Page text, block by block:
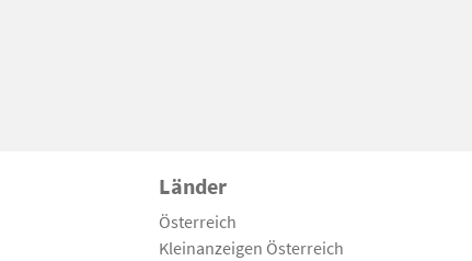
Länder
Österreich
Kleinanzeigen Österreich